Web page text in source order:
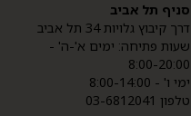
סניף תל אביב
דרך קיבוץ גלויות 34 תל אביב
שעות פתיחה: ימים א'-ה' -
8:00-20:00
ימי ו' - 8:00-14:00
טלפון 03-6812041